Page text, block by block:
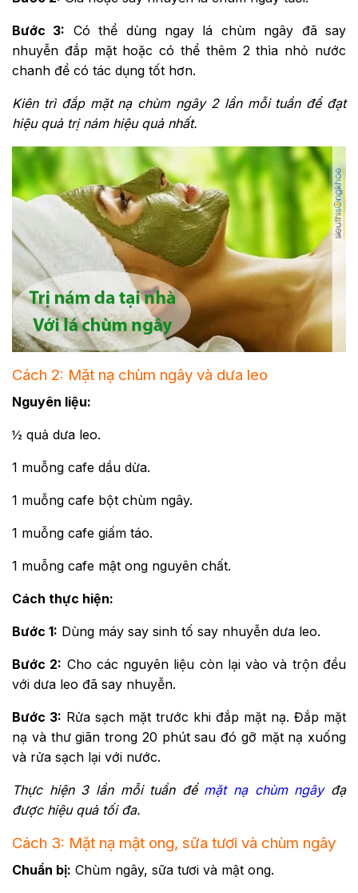
Bước 3: Có thể dùng ngay lá chùm ngây đã say
nhuyễn đắp mặt hoặc có thể thêm 2 thìa nhỏ nước
chanh để có tác dụng tốt hơn.
Kiên trì đắp mặt nạ chùm ngây 2 lần mỗi tuần để đạt
hiệu quả trị nám hiệu quả nhất.
Cách 2: Mặt nạ chùm ngây và dưa leo
Nguyên liệu:
½ quả dưa leo.
1 muỗng cafe dầu dừa.
1 muỗng cafe bột chùm ngây.
1 muỗng cafe giấm táo.
1 muỗng cafe mật ong nguyên chất.
Cách thực hiện:
Bước 1: Dùng máy say sinh tố say nhuyễn dưa leo.
Bước 2: Cho các nguyên liệu còn lại vào và trộn đều
với dưa leo đã say nhuyễn.
Bước 3: Rửa sạch mặt trước khi đắp mặt nạ. Đắp mặt
nạ và thư giãn trong 20 phút sau đó gỡ mặt nạ xuống
và rửa sạch lại với nước.
Thực hiện 3 lần mỗi tuần để mặt nạ chùm ngâyđạ
được hiệu quả tối đa.
Cách 3: Mặt nạ mật ong, sữa tươi và chùm ngây
Chuẩn bị: Chùm ngây, sữa tươi và mật ong.